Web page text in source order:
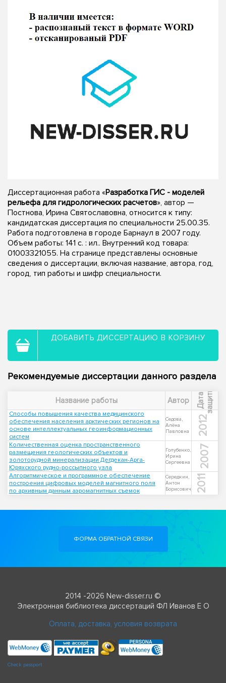
Диссертационная работа «Разработка ГИС - моделей
рельефа для гидрологических расчетов», автор —
Постнова, Ирина Святославовна, относится к типу:
кандидатская диссертация по специальности 25.00.35.
Работа подготовлена в городе Барнаул в 2007 году.
Объем работы: 141 с. : ил.. Внутренний код товара:
01003321055. На странице представлены основные
сведения о диссертации, включая название, автора, год,
город, тип работы и шифр специальности.
ДОБАВИТЬ ДИССЕРТАЦИЮ В КОРЗИНУ
Рекомендуемые диссертации данного раздела
Название работы Автор Д
а
т
а
з
а
щ
и
т ы
Способы повышения качества медицинского
обеспечения населения арктических регионов на
основе интеллектуальных геоинформационных
систем
Седова,
Алёна
Павловна
2012
Количественная оценка пространственного
размещения геологических объектов и
золоторудной минерализации Дегдекан-Арга-
Юряхского рудно-россыпного узла
Голубенко,
Ирина
Сергеевна
2007
Алгоритмическое и программное обеспечение
построения цифровых моделей магнитного поля
по архивным данным аэромагнитных съемок
Середкин,
Антон
Борисович
2011
ФОРМА ОБРАТНОЙ СВЯЗИ
2014 -2026 New-disser.ru ©
Электронная библиотека диссертаций ФЛ Иванов Е О
Оплата, доставка, условия возврата
Check passport